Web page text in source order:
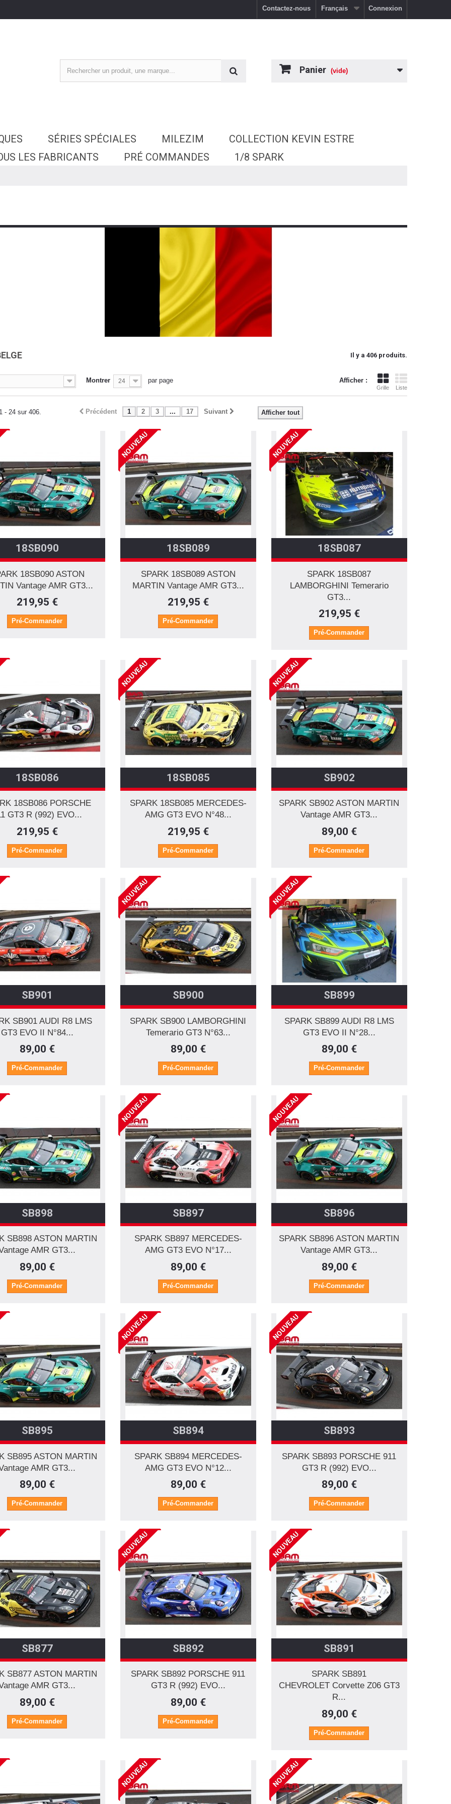
Connexion
Français
Contactez-nous
Panier (vide)
SÉRIES SPÉCIALES MILEZIM
COLLECTION KEVIN ESTRE
LES FABRICANTS PRÉ COMMANDES 1/8 SPARK
Il y a 406 produits.
Afficher :
Grille Liste
Montrer 24 par page
Afficher tout
Précédent 1 2 3 ... 17 Suivant
- 24 sur 406.
18SB090
18SB090 ASTON
Vantage AMR GT3...
219,95 €
Pré-Commander
NOUVEAU
18SB089
SPARK 18SB089 ASTON
MARTIN Vantage AMR GT3...
219,95 €
Pré-Commander
NOUVEAU
18SB087
SPARK 18SB087
LAMBORGHINI Temerario
GT3...
219,95 €
Pré-Commander
18SB086
18SB086 PORSCHE
GT3 R (992) EVO...
219,95 €
Pré-Commander
NOUVEAU
18SB085
SPARK 18SB085 MERCEDES-
AMG GT3 EVO N°48...
219,95 €
Pré-Commander
NOUVEAU
SB902
SPARK SB902 ASTON MARTIN
Vantage AMR GT3...
89,00 €
Pré-Commander
SB901
SB901 AUDI R8 LMS
GT3 EVO II N°84...
89,00 €
Pré-Commander
NOUVEAU
SB900
SPARK SB900 LAMBORGHINI
Temerario GT3 N°63...
89,00 €
Pré-Commander
NOUVEAU
SB899
SPARK SB899 AUDI R8 LMS
GT3 EVO II N°28...
89,00 €
Pré-Commander
SB898
SB898 ASTON MARTIN
AMR GT3...
89,00 €
Pré-Commander
NOUVEAU
SB897
SPARK SB897 MERCEDES-
AMG GT3 EVO N°17...
89,00 €
Pré-Commander
NOUVEAU
SB896
SPARK SB896 ASTON MARTIN
Vantage AMR GT3...
89,00 €
Pré-Commander
SB895
SB895 ASTON MARTIN
AMR GT3...
89,00 €
Pré-Commander
NOUVEAU
SB894
SPARK SB894 MERCEDES-
AMG GT3 EVO N°12...
89,00 €
Pré-Commander
NOUVEAU
SB893
SPARK SB893 PORSCHE 911
GT3 R (992) EVO...
89,00 €
Pré-Commander
SB877
SB877 ASTON MARTIN
AMR GT3...
89,00 €
Pré-Commander
NOUVEAU
SB892
SPARK SB892 PORSCHE 911
GT3 R (992) EVO...
89,00 €
Pré-Commander
NOUVEAU
SB891
SPARK SB891
CHEVROLET Corvette Z06 GT3
R...
89,00 €
Pré-Commander
NOUVEAU NOUVEAU